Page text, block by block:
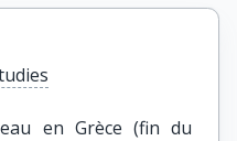
en Grèce (fin du